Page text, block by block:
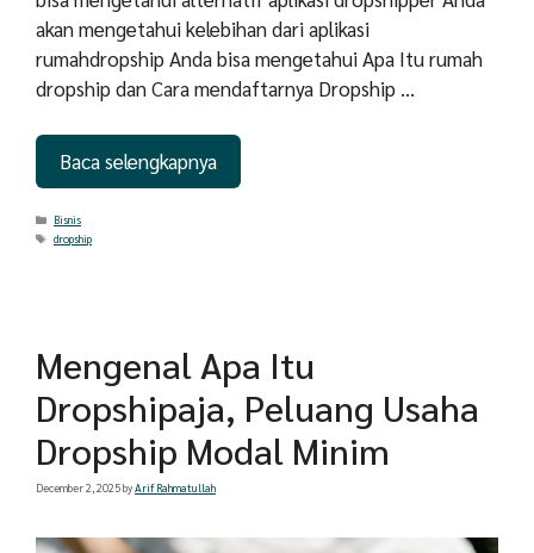
akan mengetahui kelebihan dari aplikasi
rumahdropship Anda bisa mengetahui Apa Itu rumah
dropship dan Cara mendaftarnya Dropship …
Baca selengkapnya
Categories
Bisnis
Tags
dropship
Mengenal Apa Itu
Dropshipaja, Peluang Usaha
Dropship Modal Minim
December 2, 2025byArif Rahmatullah